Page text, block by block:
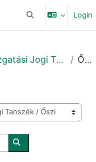
Attiva/disattivaLogin
Közigazgatási Jogi Tanszék Őszi
Cerca corsi